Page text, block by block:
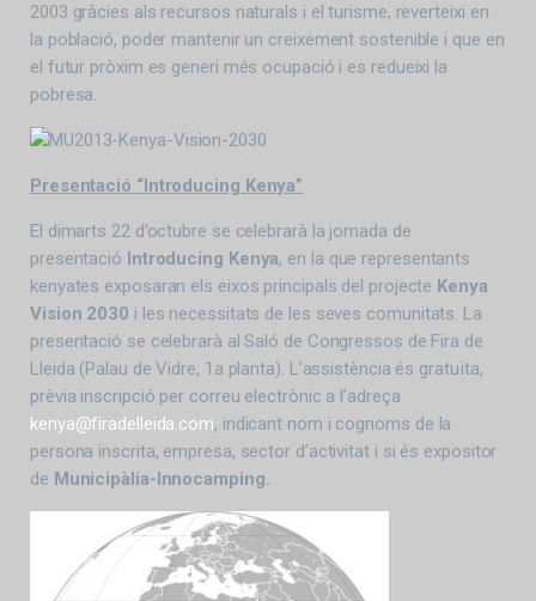
2003 gràcies als recursos naturals i el turisme, reverteixi en
la població, poder mantenir un creixement sostenible i que en
el futur pròxim es generi més ocupació i es redueixi la
pobresa.
Presentació “Introducing Kenya”
El dimarts 22 d’octubre se celebrarà la jornada de
presentació Introducing Kenya, en la que representants
kenyates exposaran els eixos principals del projecte Kenya
Vision 2030 i les necessitats de les seves comunitats. La
presentació se celebrarà al Saló de Congressos de Fira de
Lleida (Palau de Vidre, 1a planta). L’assistència és gratuïta,
prèvia inscripció per correu electrònic a l’adreça
kenya@firadelleida.com, indicant nom i cognoms de la
persona inscrita, empresa, sector d’activitat i si és expositor
de Municipàlia-Innocamping.